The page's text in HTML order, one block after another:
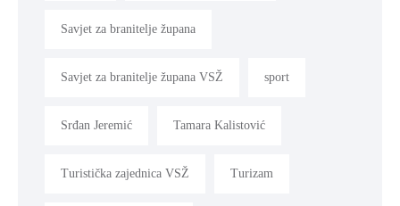
Savjet za branitelje župana
Savjet za branitelje župana VSŽ sport
Srđan Jeremić Tamara Kalistović
Turistička zajednica VSŽ Turizam